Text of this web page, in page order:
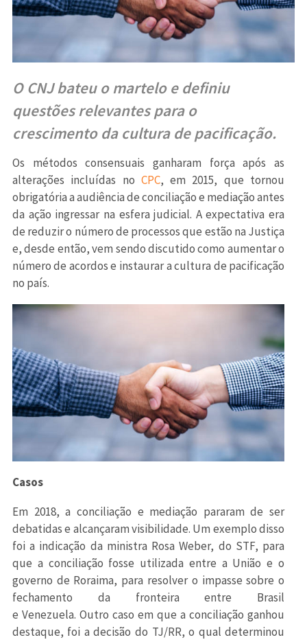
O CNJ bateu o martelo e definiu
questões relevantes para o
crescimento da cultura de pacificação.
Os métodos consensuais ganharam força após as
alterações incluídas no CPC, em 2015, que tornou
obrigatória a audiência de conciliação e mediação antes
da ação ingressar na esfera judicial. A expectativa era
de reduzir o número de processos que estão na Justiça
e, desde então, vem sendo discutido como aumentar o
número de acordos e instaurar a cultura de pacificação
no país.
Casos
Em 2018, a conciliação e mediação pararam de ser
debatidas e alcançaram visibilidade. Um exemplo disso
foi a indicação da ministra Rosa Weber, do STF, para
que a conciliação fosse utilizada entre a União e o
governo de Roraima, para resolver o impasse sobre o
fechamento da fronteira entre Brasil
e Venezuela. Outro caso em que a conciliação ganhou
destaque, foi a decisão do TJ/RR, o qual determinou